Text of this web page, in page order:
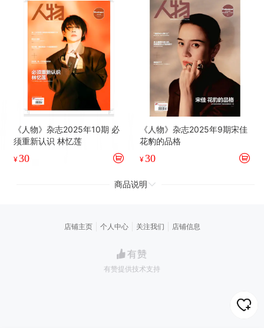
《人物》杂志2025年10期 必
须重新认识 林忆莲
¥30
《人物》杂志2025年9期宋佳
花豹的品格
¥30
商品说明
店铺主页 个人中心 关注我们 店铺信息
有赞提供技术支持